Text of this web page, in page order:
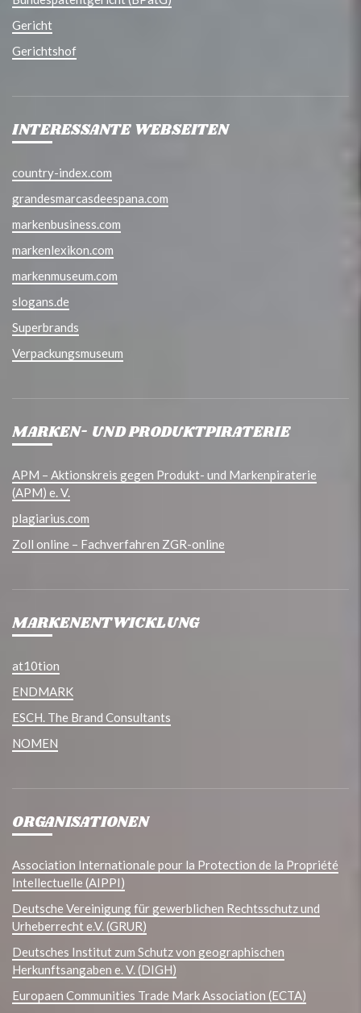
Gericht
Gerichtshof
INTERESSANTE WEBSEITEN
country-index.com
grandesmarcasdeespana.com
markenbusiness.com
markenlexikon.com
markenmuseum.com
slogans.de
Superbrands
Verpackungsmuseum
MARKEN- UND PRODUKTPIRATERIE
APM – Aktionskreis gegen Produkt- und Markenpiraterie
(APM) e. V.
plagiarius.com
Zoll online – Fachverfahren ZGR-online
MARKENENTWICKLUNG
at10tion
ENDMARK
ESCH. The Brand Consultants
NOMEN
ORGANISATIONEN
Association Internationale pour la Protection de la Propriété
Intellectuelle (AIPPI)
Deutsche Vereinigung für gewerblichen Rechtsschutz und
Urheberrecht e.V. (GRUR)
Deutsches Institut zum Schutz von geographischen
Herkunftsangaben e. V. (DIGH)
Europaen Communities Trade Mark Association (ECTA)